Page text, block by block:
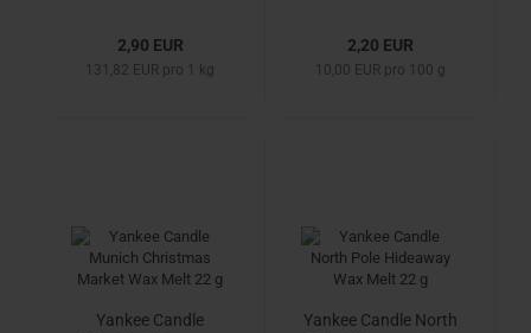
2,90 EUR
131,82 EUR pro 1 kg
2,20 EUR
10,00 EUR pro 100 g
Yankee Candle
Yankee Candle North